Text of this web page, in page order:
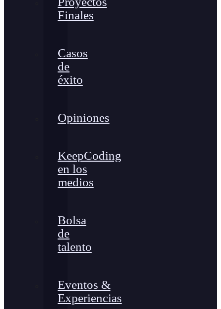
Finales
Casos
de
éxito
Opiniones
KeepCoding
en los
medios
Bolsa
de
talento
Eventos &
Experiencias